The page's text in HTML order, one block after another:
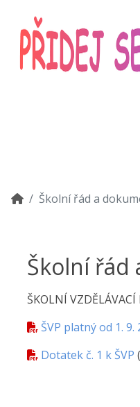
Školní řád a
Školní řád
ŠKOLNÍ VZDĚLÁVACÍ
ŠVP platný od 1. 9.
Dotatek č. 1 k ŠVP